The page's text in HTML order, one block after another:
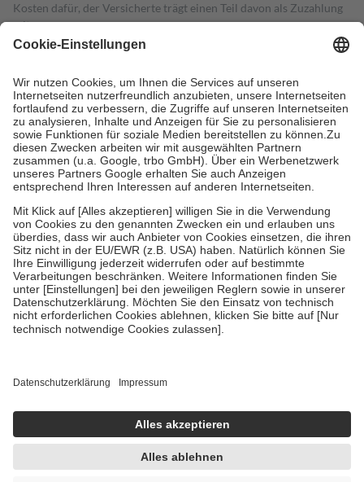
Kosten dafür, der Versicherte trägt einen Teil davon als Zuzahlung
mit.
Grundsätzlich leisten Mitglieder Zuzahlungen in Höhe von zehn
höchstens zehn Euro.
Es sind jedoch nie mehr als die tatsächlichen
Kosten der Leistung zu entrichten.
Diese Regeln gelten grundsätzlich auch für Online-Apotheken.
Bei Heilmitteln und häuslicher Krankenpflege beträgt die
Zuzahlung zehn Prozent der Kosten sowie zehn Euro je
Verordnung.
Um das Engagement der Versicherten für ihre eigene Gesundheit zu
stärken und die besondere Stellung der Familie zu unterstützen,
fallenkeine Zuzahlungenan bei:
• Kindern und Jugendlichen bis zum vollendeten 18. Lebensjahr
mit Ausnahme der Fahrkosten
• Untersuchungen zur Vorsorge und Früherkennung, die von der
GKV getragen werden
• empfohlenen Schutzimpfungen
• Harn- und Blutteststreifen
getroffen, um sicherzustellen, dass es sich um echte Bewertungen
https://help.etrusted.com/hc/de/articles/4419944605341
Einige Bilder und Inhalte wurden unter Zuhilfenahme künstlicher